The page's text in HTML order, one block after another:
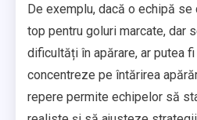
De exemplu, dacă o echipă
top pentru goluri marcate, dar
dificultăți în apărare, ar putea
concentreze pe întărirea
repere permite echipelor să